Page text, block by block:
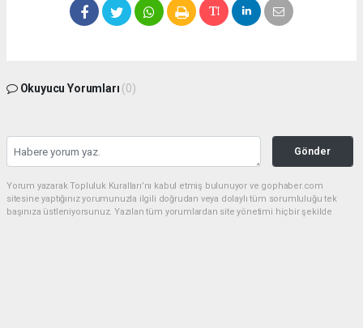
Okuyucu Yorumları (0)
Gönder
Yorum yazarak Topluluk Kuralları’nı kabul etmiş bulunuyor ve gophaber.com
sitesine yaptığınız yorumunuzla ilgili doğrudan veya dolaylı tüm sorumluluğu tek
başınıza üstleniyorsunuz. Yazılan tüm yorumlardan site yönetimi hiçbir şekilde